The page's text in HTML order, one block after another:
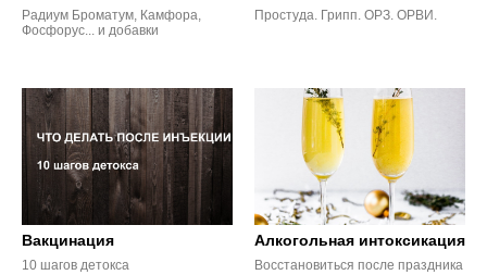
Радиум Броматум, Камфора,
Фосфорус... и добавки
Простуда. Грипп. ОРЗ. ОРВИ.
Вакцинация
10 шагов детокса
Алкогольная интоксикация
Восстановиться после праздника